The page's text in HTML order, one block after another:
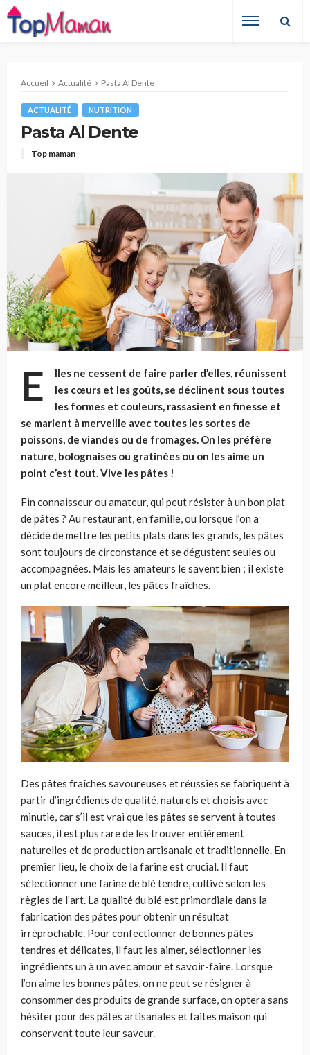
Accueil Actualité Pasta Al Dente
ACTUALITÉ NUTRITION
Pasta Al Dente
Top maman
E
lles ne cessent de faire parler d’elles, réunissent
les cœurs et les goûts, se déclinent sous toutes
les formes et couleurs, rassasient en finesse et
se marient à merveille avec toutes les sortes de
poissons, de viandes ou de fromages. On les préfère
nature, bolognaises ou gratinées ou on les aime un
point c’est tout. Vive les pâtes !
Fin connaisseur ou amateur, qui peut résister à un bon plat
de pâtes ? Au restaurant, en famille, ou lorsque l’on a
décidé de mettre les petits plats dans les grands, les pâtes
sont toujours de circonstance et se dégustent seules ou
accompagnées. Mais les amateurs le savent bien ; il existe
un plat encore meilleur, les pâtes fraîches.
Des pâtes fraîches savoureuses et réussies se fabriquent à
partir d’ingrédients de qualité, naturels et choisis avec
minutie, car s’il est vrai que les pâtes se servent à toutes
sauces, il est plus rare de les trouver entièrement
naturelles et de production artisanale et traditionnelle. En
premier lieu, le choix de la farine est crucial. Il faut
sélectionner une farine de blé tendre, cultivé selon les
règles de l’art. La qualité du blé est primordiale dans la
fabrication des pâtes pour obtenir un résultat
irréprochable. Pour confectionner de bonnes pâtes
tendres et délicates, il faut les aimer, sélectionner les
ingrédients un à un avec amour et savoir-faire. Lorsque
l’on aime les bonnes pâtes, on ne peut se résigner à
consommer des produits de grande surface, on optera sans
hésiter pour des pâtes artisanales et faites maison qui
conservent toute leur saveur.